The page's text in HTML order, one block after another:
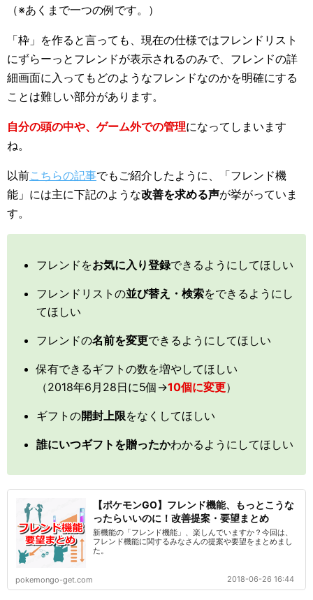
（※あくまで一つの例です。）
「枠」を作ると言っても、現在の仕様ではフレンドリスト
にずらーっとフレンドが表示されるのみで、フレンドの詳
細画面に入ってもどのようなフレンドなのかを明確にする
ことは難しい部分があります。
自分の頭の中や、ゲーム外での管理になってしまいます
ね。
以前こちらの記事でもご紹介したように、「フレンド機
能」には主に下記のような改善を求める声が挙がっていま
す。
フレンドをお気に入り登録できるようにしてほしい
フレンドリストの並び替え・検索をできるようにし
てほしい
フレンドの名前を変更できるようにしてほしい
保有できるギフトの数を増やしてほしい
（2018年6月28日に5個→10個に変更）
ギフトの開封上限をなくしてほしい
誰にいつギフトを贈ったかわかるようにしてほしい
【ポケモンGO】フレンド機能、もっとこうな
ったらいいのに！改善提案・要望まとめ
新機能の「フレンド機能」、楽しんでいますか？今回は、
フレンド機能に関するみなさんの提案や要望をまとめまし
た。
pokemongo-get.com 2018-06-26 16:44